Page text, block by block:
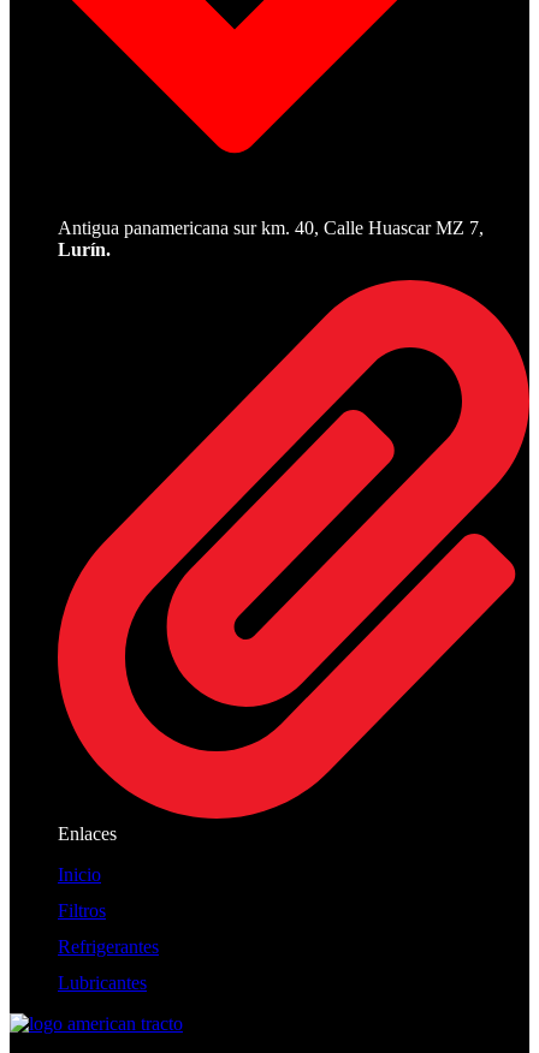
Antigua panamericana sur km. 40, Calle Huascar MZ 7,
Lurín.
Enlaces
Inicio
Filtros
Refrigerantes
Lubricantes